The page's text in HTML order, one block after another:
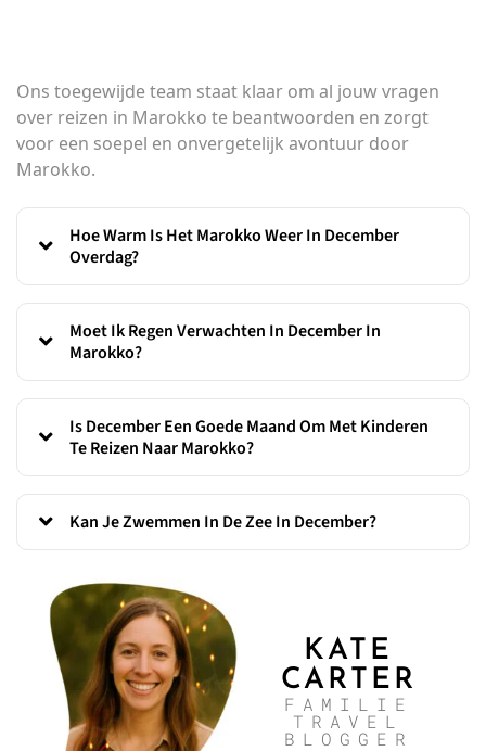
Ons toegewijde team staat klaar om al jouw vragen
over reizen in Marokko te beantwoorden en zorgt
voor een soepel en onvergetelijk avontuur door
Marokko.
Hoe Warm Is Het Marokko Weer In December
Overdag?
Moet Ik Regen Verwachten In December In
Marokko?
Is December Een Goede Maand Om Met Kinderen
Te Reizen Naar Marokko?
Kan Je Zwemmen In De Zee In December?
KATE
CARTER
FAMILIE
TRAVEL
BLOGGER